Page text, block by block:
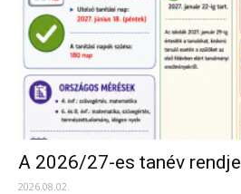
A 2026/27-es tanév rendje
2026.08.02.